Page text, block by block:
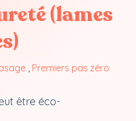
(lames
, Premiers pas zéro
être éco-